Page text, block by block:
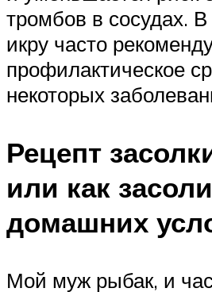
тромбов в сосудах.
икру часто
профилактическое
некоторых
Рецепт
или как
домашних
Мой муж рыбак, и